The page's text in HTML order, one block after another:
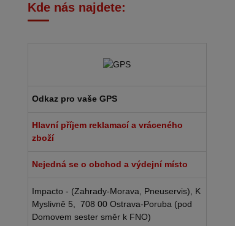
Kde nás najdete:
Odkaz pro vaše GPS
Hlavní příjem reklamací a vráceného
zboží
Nejedná se o obchod a výdejní místo
Impacto - (Zahrady-Morava, Pneuservis), K
Myslivně 5, 708 00 Ostrava-Poruba (pod
Domovem sester směr k FNO)